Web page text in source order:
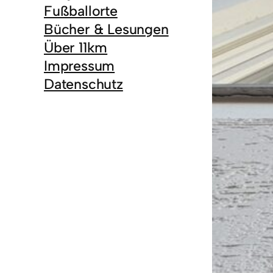
Fußballorte
Bücher & Lesungen
Über 11km
Impressum
Datenschutz